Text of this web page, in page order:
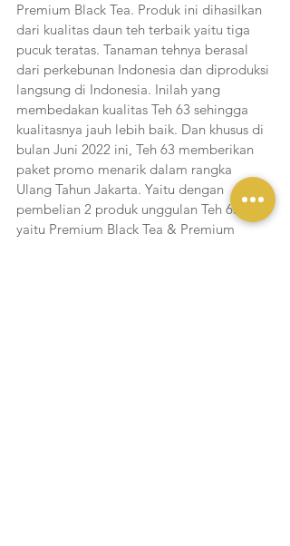
Premium Black Tea. Produk ini dihasilkan
dari kualitas daun teh terbaik yaitu tiga
pucuk teratas. Tanaman tehnya berasal
dari perkebunan Indonesia dan diproduksi
langsung di Indonesia. Inilah yang
membedakan kualitas Teh 63 sehingga
kualitasnya jauh lebih baik. Dan khusus di
bulan Juni 2022 ini, Teh 63 memberikan
paket promo menarik dalam rangka
Ulang Tahun Jakarta. Yaitu dengan
pembelian 2 produk unggulan Teh 63
yaitu Premium Black Tea & Premium